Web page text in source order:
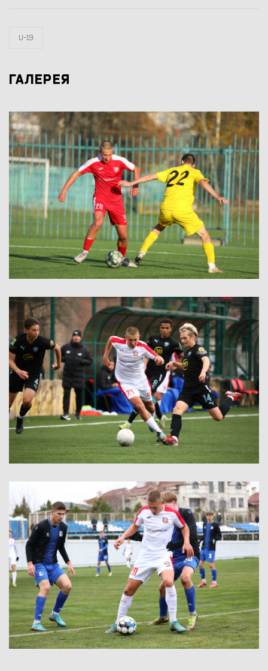
U-19
ГАЛЕРЕЯ